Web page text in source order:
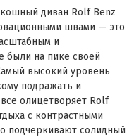
диван Rolf Benz
швами — это
и
были на пике своей
высокий уровень
подражать и
олицетворяет Rolf
с контрастными
подчеркивают солидный